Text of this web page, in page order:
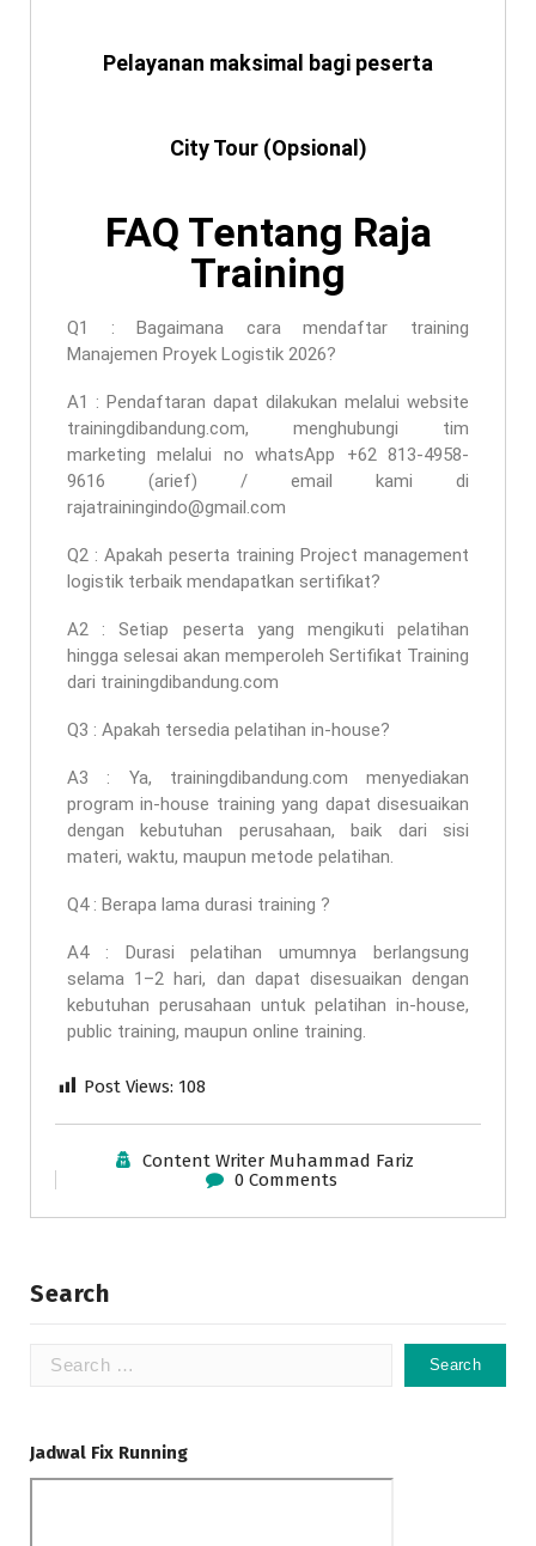
Pelayanan maksimal bagi peserta
City Tour (Opsional)
FAQ Tentang Raja
Training
Q1 : Bagaimana cara mendaftar training
Manajemen Proyek Logistik 2026?
A1 : Pendaftaran dapat dilakukan melalui website
trainingdibandung.com, menghubungi tim
marketing melalui no whatsApp +62 813-4958-
9616 (arief) / email kami di
rajatrainingindo@gmail.com
Q2 : Apakah peserta training Project management
logistik terbaik mendapatkan sertifikat?
A2 : Setiap peserta yang mengikuti pelatihan
hingga selesai akan memperoleh Sertifikat Training
dari trainingdibandung.com
Q3 : Apakah tersedia pelatihan in-house?
A3 : Ya, trainingdibandung.com menyediakan
program in-house training yang dapat disesuaikan
dengan kebutuhan perusahaan, baik dari sisi
materi, waktu, maupun metode pelatihan.
Q4 : Berapa lama durasi training ?
A4 : Durasi pelatihan umumnya berlangsung
selama 1–2 hari, dan dapat disesuaikan dengan
kebutuhan perusahaan untuk pelatihan in-house,
public training, maupun online training.
Post Views: 108
Content Writer Muhammad Fariz
0 Comments
Search
Jadwal Fix Running